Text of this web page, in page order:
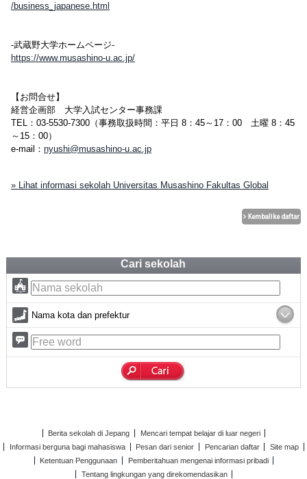
/business_japanese.html
-武蔵野大学ホームページ-
https://www.musashino-u.ac.jp/
【お問合せ】
経営企画部 大学入試センター事務課
TEL：03-5530-7300（事務取扱時間：平日 8：45～17：00 土曜 8：45
～15：00）
e-mail： nyushi@musashino-u.ac.jp
» Lihat informasi sekolah Universitas Musashino Fakultas Global
Cari sekolah
Nama kota dan prefektur
Berita sekolah di Jepang
Mencari tempat belajar di luar negeri
Informasi berguna bagi mahasiswa
Pesan dari senior Pencarian daftar
Site map
Ketentuan Penggunaan
Pemberitahuan mengenai informasi pribadi
Tentang lingkungan yang direkomendasikan